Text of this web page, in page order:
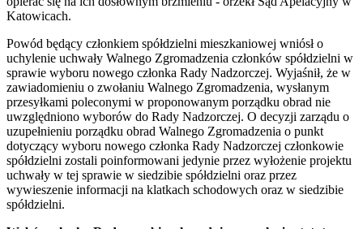
Katowicach.
Powód będący członkiem spółdzielni mieszkaniowej wniósł o
uchylenie uchwały Walnego Zgromadzenia członków spółdzielni w
sprawie wyboru nowego członka Rady Nadzorczej. Wyjaśnił, że w
zawiadomieniu o zwołaniu Walnego Zgromadzenia, wysłanym
przesyłkami poleconymi w proponowanym porządku obrad nie
uwzględniono wyborów do Rady Nadzorczej. O decyzji zarządu o
uzupełnieniu porządku obrad Walnego Zgromadzenia o punkt
dotyczący wyboru nowego członka Rady Nadzorczej członkowie
spółdzielni zostali poinformowani jedynie przez wyłożenie projektu
uchwały w tej sprawie w siedzibie spółdzielni oraz przez
wywieszenie informacji na klatkach schodowych oraz w siedzibie
spółdzielni.